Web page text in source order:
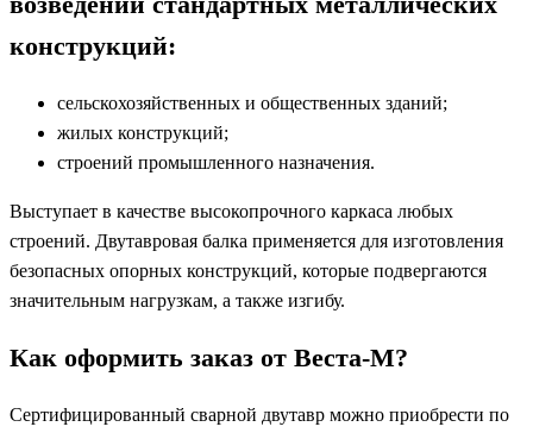
конструкций:
сельскохозяйственных и общественных зданий;
жилых конструкций;
строений промышленного назначения.
Выступает в качестве высокопрочного каркаса любых
строений. Двутавровая балка применяется для изготовления
безопасных опорных конструкций, которые подвергаются
значительным нагрузкам, а также изгибу.
Как оформить заказ от Веста-М?
Сертифицированный сварной двутавр можно приобрести по